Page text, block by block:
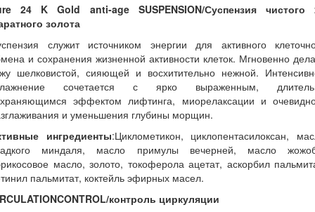
24 K Gold anti-age SUSPENSION/Суспензия чистого
золота
служит источником энергии для активного
и сохранения жизненной активности клеток. Мгновенно
шелковистой, сияющей и восхитительно нежной.
сочетается с ярко выраженным,
эффектом лифтинга, миорелаксации и
и уменьшения глубины морщин.
ингредиенты:Циклометикон, циклопентасилоксан,
миндаля, масло примулы вечерней, масло
масло, золото, токоферола ацетат, аскорбил
пальмитат, коктейль эфирных масел.
контроль циркуляции